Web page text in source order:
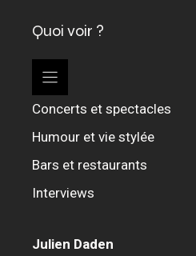
Quoi voir ?
Concerts et spectacles
Humour et vie stylée
Bars et restaurants
Interviews
Julien Daden